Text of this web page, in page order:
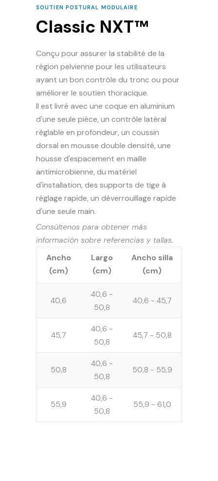
SOUTIEN POSTURAL MODULAIRE
Classic NXT™
Conçu pour assurer la stabilité de la
région pelvienne pour les utilisateurs
ayant un bon contrôle du tronc ou pour
améliorer le soutien thoracique.
Il est livré avec une coque en aluminium
d'une seule pièce, un contrôle latéral
réglable en profondeur, un coussin
dorsal en mousse double densité, une
housse d'espacement en maille
antimicrobienne, du matériel
d'installation, des supports de tige à
réglage rapide, un déverrouillage rapide
d'une seule main.
Consúltenos para obtener más
información sobre referencias y tallas.
Ancho
(cm)
Largo
(cm)
Ancho silla
(cm)
40,6
40,6 -
50,8
40,6 - 45,7
45,7
40,6 -
50,8
45,7 - 50,8
50,8
40,6 -
50,8
50,8 - 55,9
55,9
40,6 -
50,8
55,9 - 61,0